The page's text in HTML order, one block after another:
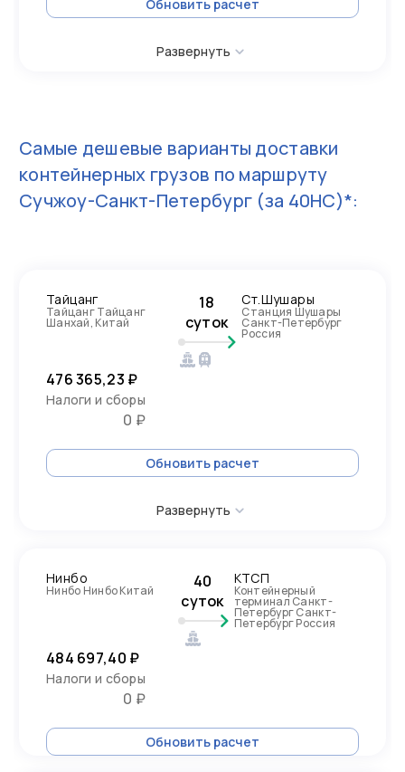
Обновить расчет
Развернуть
Самые дешевые варианты доставки
контейнерных грузов по маршруту
Сучжоу-Санкт-Петербург (за 40HC)*:
Тайцанг
Тайцанг Тайцанг
Шанхай, Китай
18
суток
Ст.Шушары
Станция Шушары
Санкт-Петербург
Россия
476 365,23 ₽
Налоги и сборы
0 ₽
Обновить расчет
Развернуть
Нинбо
Нинбо Нинбо Китай
40
суток
КТСП
Контейнерный
терминал Санкт-
Петербург Санкт-
Петербург Россия
484 697,40 ₽
Налоги и сборы
0 ₽
Обновить расчет